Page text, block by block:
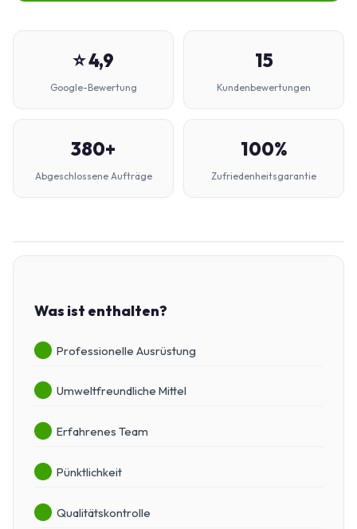
⭐ 4,9
Google-Bewertung
15
Kundenbewertungen
380+
Abgeschlossene Aufträge
100%
Zufriedenheitsgarantie
Was ist enthalten?
Professionelle Ausrüstung
Umweltfreundliche Mittel
Erfahrenes Team
Pünktlichkeit
Qualitätskontrolle